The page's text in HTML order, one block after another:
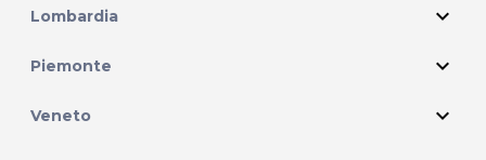
Lombardia expand_more
Piemonte expand_more
Veneto expand_more